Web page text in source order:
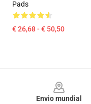
Pads
€ 26,68 - € 50,50
Envio mundial